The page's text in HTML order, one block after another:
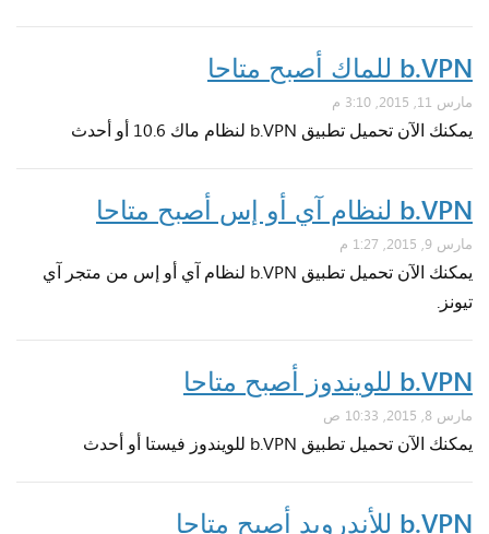
b.VPN للماك أصبح متاحا
مارس 11, 2015, 3:10 م
يمكنك الآن تحميل تطبيق b.VPN لنظام ماك 10.6 أو أحدث
b.VPN لنظام آي أو إس أصبح متاحا
مارس 9, 2015, 1:27 م
يمكنك الآن تحميل تطبيق b.VPN لنظام آي أو إس من متجر آي
تيونز.
b.VPN للويندوز أصبح متاحا
مارس 8, 2015, 10:33 ص
يمكنك الآن تحميل تطبيق b.VPN للويندوز فيستا أو أحدث
b.VPN للأندرويد أصبح متاحا